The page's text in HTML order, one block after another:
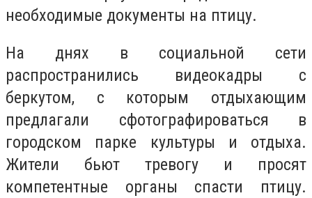
необходимые документы на птицу.
На днях в социальной сети
распространились видеокадры с
беркутом, с которым отдыхающим
предлагали сфотографироваться в
городском парке культуры и отдыха.
Жители бьют тревогу и просят
компетентные органы спасти птицу.